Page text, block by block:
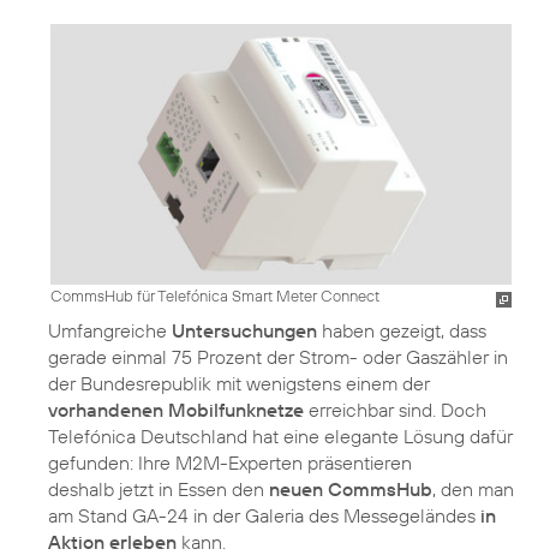
CommsHub für Telefónica Smart Meter Connect
Umfangreiche Untersuchungen haben gezeigt, dass
gerade einmal 75 Prozent der Strom- oder Gaszähler in
der Bundesrepublik mit wenigstens einem der
vorhandenen Mobilfunknetze erreichbar sind. Doch
Telefónica Deutschland hat eine elegante Lösung dafür
gefunden: Ihre M2M-Experten präsentieren
deshalb jetzt in Essen den neuen CommsHub, den man
am Stand GA-24 in der Galeria des Messegeländes in
Aktion erleben kann.